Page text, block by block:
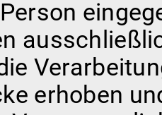
erhoben